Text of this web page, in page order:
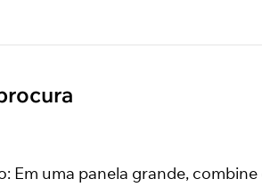
Em uma panela grande,